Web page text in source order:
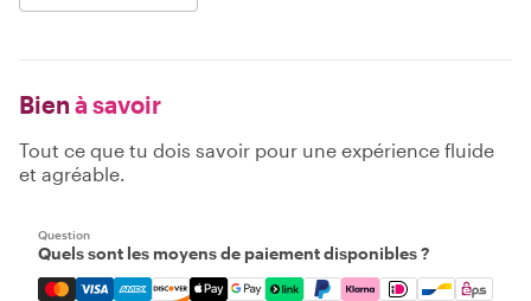
Bien à savoir
Tout ce que tu dois savoir pour une expérience fluide
et agréable.
Question
Quels sont les moyens de paiement disponibles ?
Mastercard, Visa, Amex, Discover, Apple Pay, Google